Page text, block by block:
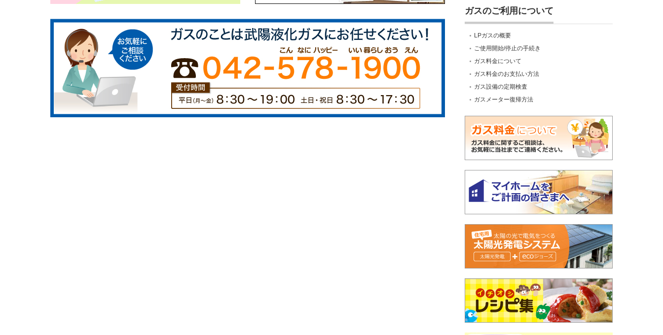
ガスのご利用について
LPガスの概要
ご使用開始/停止の手続き
ガス料金について
ガス料金のお支払い方法
ガス設備の定期検査
ガスメーター復帰方法